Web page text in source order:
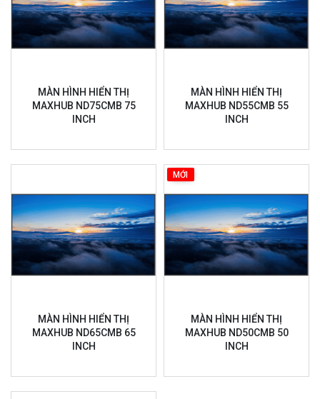
MÀN HÌNH HIỂN THỊ
MAXHUB ND75CMB 75
INCH
MÀN HÌNH HIỂN THỊ
MAXHUB ND55CMB 55
INCH
MÀN HÌNH HIỂN THỊ
MAXHUB ND65CMB 65
INCH
MỚI
MÀN HÌNH HIỂN THỊ
MAXHUB ND50CMB 50
INCH